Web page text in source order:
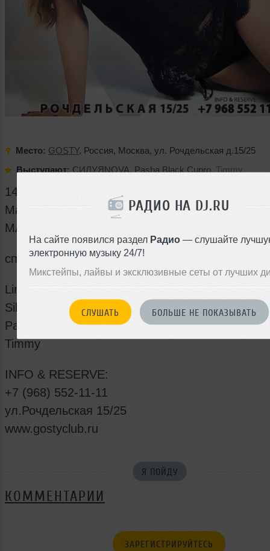
РАДИО НА DJ.RU
На сайте появился раздел Радио — слушайте
электронную музыку 24/7!
Микстейпы, лайвы и эксклюзивные сеты от лучших
СЛУШАТЬ БОЛЬШЕ НЕ ПОКАЗЫВАТЬ
Место: GOSTY, Россия, Москва, ул. Рочдельская д.15/25
Выступают:СИЛУЯNOVA, Pasha Black Cupro, Timmy
14.05
Маша Силуянова представляет
MASHUP ЧЕТВЕРГИ
специальный гость: DJ PASHA LEE
Lineup:
Siluyanova
Pasha Lee
Timmy
INFO & RESERVE:
+7 (968) 552-11-11
ул.Рочдельская 15/25
www.gostyclub.ru
Я ПОЙДУ
КОММЕНТАРИИ
ЗАРЕГИСТРИРУЙТЕСЬ